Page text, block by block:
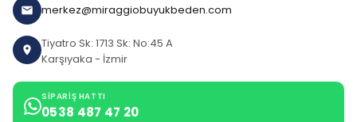
merkez@miraggiobuyukbeden.com
Tiyatro Sk: 1713 Sk: No:45 A
Karşıyaka - İzmir
SIPARIŞ HATTI
0538 487 47 20